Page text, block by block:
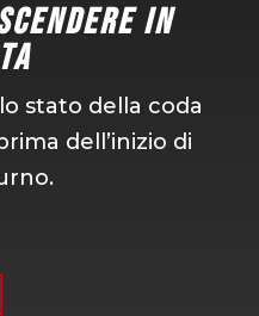
in
stato della coda
dell’inizio di